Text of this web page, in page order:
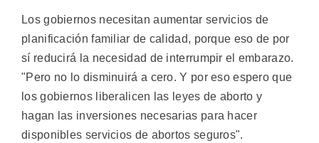
Los gobiernos necesitan aumentar servicios de
planificación familiar de calidad, porque eso de por
sí reducirá la necesidad de interrumpir el embarazo.
"Pero no lo disminuirá a cero. Y por eso espero que
los gobiernos liberalicen las leyes de aborto y
hagan las inversiones necesarias para hacer
disponibles servicios de abortos seguros".